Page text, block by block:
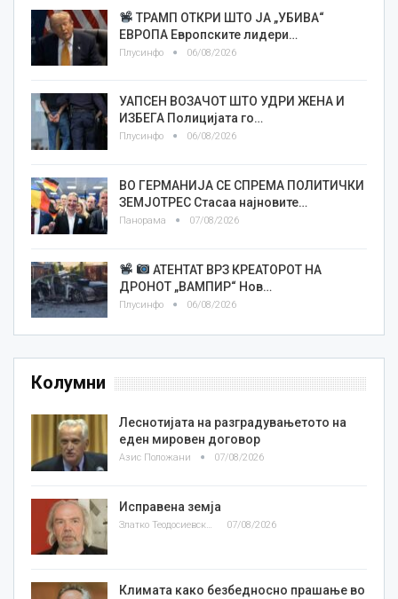
ТРАМП ОТКРИ ШТО ЈА „УБИВА“
ЕВРОПА Европските лидери…
Плусинфо 06/08/2026
УАПСЕН ВОЗАЧОТ ШТО УДРИ ЖЕНА И
ИЗБЕГА Полицијата го…
Плусинфо 06/08/2026
ВО ГЕРМАНИЈА СЕ СПРЕМА ПОЛИТИЧКИ
ЗЕМЈОТРЕС Стасаа најновите…
Панорама 07/08/2026
АТЕНТАТ ВРЗ КРЕАТОРОТ НА
ДРОНОТ „ВАМПИР“ Нов…
Плусинфо 06/08/2026
Колумни
Леснотијата на разградувањетото на
еден мировен договор
Азис Положани 07/08/2026
Исправена земја
Златко Теодосиевски 07/08/2026
Климата како безбедносно прашање во